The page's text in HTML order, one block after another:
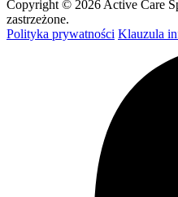
Copyright © 2026 Active Care
zastrzeżone.
Polityka prywatności Klauzula